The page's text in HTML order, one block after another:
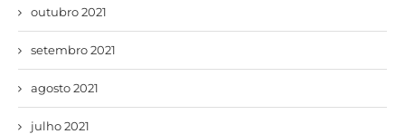
outubro 2021
setembro 2021
agosto 2021
julho 2021